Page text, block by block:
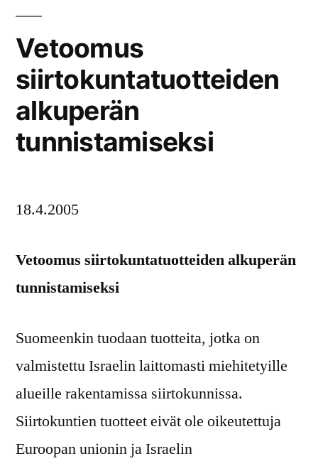
Vetoomus
siirtokuntatuotteiden
alkuperän
tunnistamiseksi
18.4.2005
Vetoomus siirtokuntatuotteiden alkuperän
tunnistamiseksi
Suomeenkin tuodaan tuotteita, jotka on
valmistettu Israelin laittomasti miehitetyille
alueille rakentamissa siirtokunnissa.
Siirtokuntien tuotteet eivät ole oikeutettuja
Euroopan unionin ja Israelin